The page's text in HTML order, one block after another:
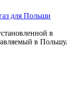
для Польши
в
в Польшу.